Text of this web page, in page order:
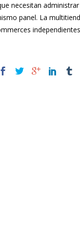
necesitan administrar
panel. La